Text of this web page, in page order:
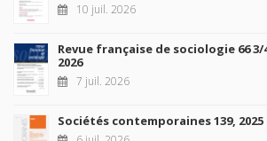
10 juil. 2026
Revue française de sociologie 66
2026
7 juil. 2026
Sociétés contemporaines 139, 2025